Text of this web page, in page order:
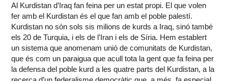
Al Kurdistan d’Iraq fan feina per un estat propi. El que volen
fer amb el Kurdistan és el que fan amb el poble palestí.
Kurdistan no són sols sis milions de kurds a Iraq, sinó també
els 20 de Turquia, i els de l’Iran i els de Síria. Hem establert
un sistema que anomenam unió de comunitats de Kurdistan,
que és com un paraigua que acull tota la gent que fa feina per
la defensa del poble kurd a les quatre parts del Kurdistan, a la